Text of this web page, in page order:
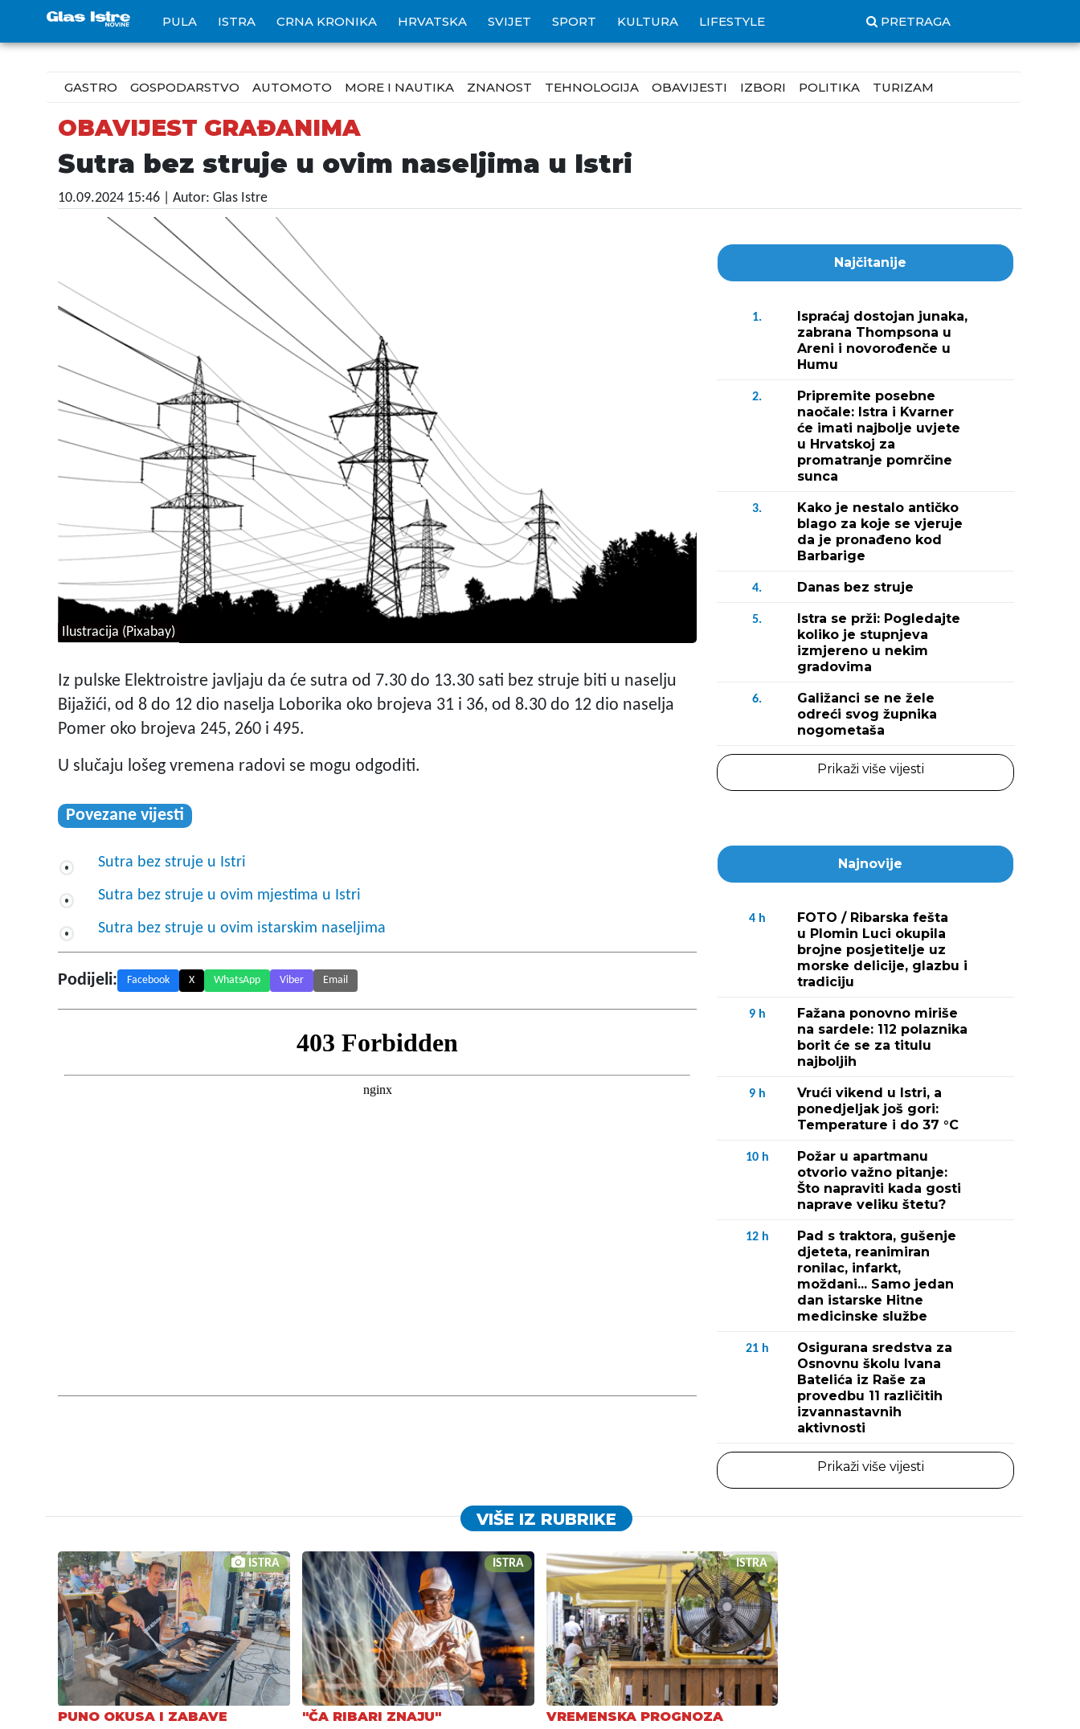
PULA ISTRA CRNA KRONIKA HRVATSKA SVIJET SPORT KULTURA LIFESTYLE PRETRAGA
GASTRO GOSPODARSTVO AUTOMOTO MORE I NAUTIKA ZNANOST TEHNOLOGIJA OBAVIJESTI IZBORI POLITIKA TURIZAM
OBAVIJEST GRAĐANIMA
Sutra bez struje u ovim naseljima u Istri
10.09.2024 15:46 | Autor: Glas Istre
Ilustracija (Pixabay)
Iz pulske Elektroistre javljaju da će sutra od 7.30 do 13.30 sati bez struje biti u naselju
Bijažići, od 8 do 12 dio naselja Loborika oko brojeva 31 i 36, od 8.30 do 12 dio naselja
Pomer oko brojeva 245, 260 i 495.
U slučaju lošeg vremena radovi se mogu odgoditi.
Povezane vijesti
Sutra bez struje u Istri
Sutra bez struje u ovim mjestima u Istri
Sutra bez struje u ovim istarskim naseljima
Podijeli: Facebook X WhatsApp Viber Email
Najčitanije
1.
Ispraćaj dostojan junaka,
zabrana Thompsona u
Areni i novorođenče u
Humu
2.
Pripremite posebne
naočale: Istra i Kvarner
će imati najbolje uvjete
u Hrvatskoj za
promatranje pomrčine
sunca
3.
Kako je nestalo antičko
blago za koje se vjeruje
da je pronađeno kod
Barbarige
4. Danas bez struje
5.
Istra se prži: Pogledajte
koliko je stupnjeva
izmjereno u nekim
gradovima
6.
Galižanci se ne žele
odreći svog župnika
nogometaša
Prikaži više vijesti
Najnovije
4 h
FOTO / Ribarska fešta
u Plomin Luci okupila
brojne posjetitelje uz
morske delicije, glazbu i
tradiciju
9 h
Fažana ponovno miriše
na sardele: 112 polaznika
borit će se za titulu
najboljih
9 h
Vrući vikend u Istri, a
ponedjeljak još gori:
Temperature i do 37 °C
10 h
Požar u apartmanu
otvorio važno pitanje:
Što napraviti kada gosti
naprave veliku štetu?
12 h
Pad s traktora, gušenje
djeteta, reanimiran
ronilac, infarkt,
moždani... Samo jedan
dan istarske Hitne
medicinske službe
21 h
Osigurana sredstva za
Osnovnu školu Ivana
Batelića iz Raše za
provedbu 11 različitih
izvannastavnih
aktivnosti
Prikaži više vijesti
VIŠE IZ RUBRIKE
ISTRA
PUNO OKUSA I ZABAVE
ISTRA
"ČA RIBARI ZNAJU"
ISTRA
VREMENSKA PROGNOZA